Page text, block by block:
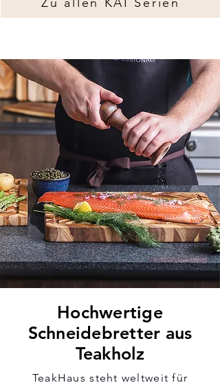
Hochwertige
Schneidebretter aus
Teakholz
TeakHaus steht weltweit für